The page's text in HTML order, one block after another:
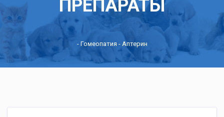
ПРЕПАРАТЫ
- Гомеопатия - Аптерин